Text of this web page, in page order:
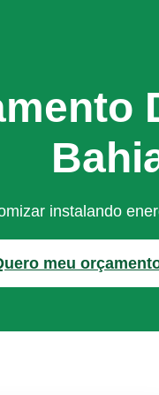
instalando
meu